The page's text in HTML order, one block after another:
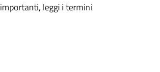
leggi i termini